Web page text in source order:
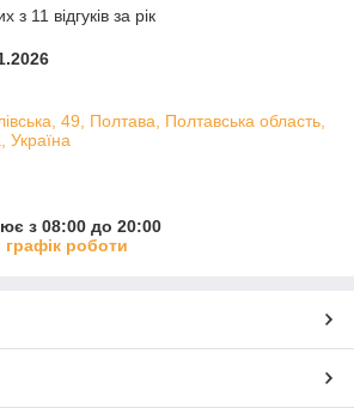
з 11 відгуків за рік
49, Полтава, Полтавська область,
Україна
з 08:00 до 20:00
роботи